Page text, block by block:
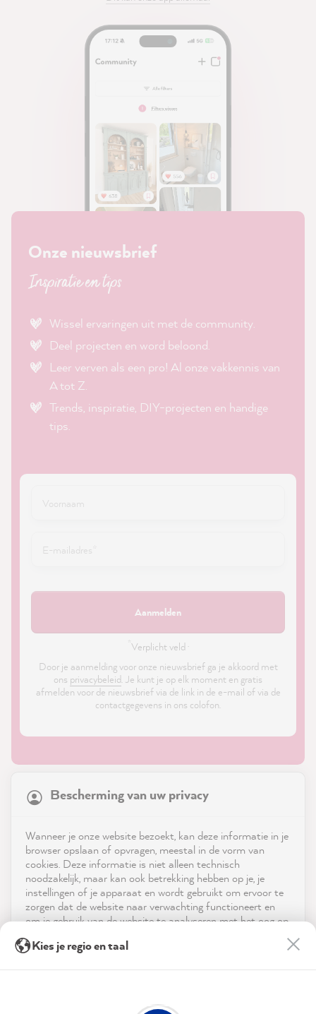
Onze nieuwsbrief
Inspiratie en tips
Wissel ervaringen uit met de community.
Deel projecten en word beloond.
Leer verven als een pro! Al onze vakkennis van
A tot Z.
Trends, inspiratie, DIY-projecten en handige
tips.
Aanmelden
Verplicht veld ·
Door je aanmelding voor onze nieuwsbrief ga je akkoord met
ons privacybeleid. Je kunt je op elk moment en gratis
afmelden voor de nieuwsbrief via de link in de e-mail of via de
contactgegevens in ons colofon.
Service
Neem contact op met
Bescherming van uw privacy
Wanneer je onze website bezoekt, kan deze informatie in je
browser opslaan of opvragen, meestal in de vorm van
cookies. Deze informatie is niet alleen technisch
noodzakelijk, maar kan ook betrekking hebben op je, je
instellingen of je apparaat en wordt gebruikt om ervoor te
zorgen dat de website naar verwachting functioneert en
om je gebruik van de website te analyseren met het oog op
advertenties aan te bieden via de diensten die in de
akkoord (op elk moment herroepbaar) met deze
21,869Reviews
reviews-io
Verified Customer
MissPompadour Grün mit Salbei - Der Alles
Twitter
Kies je regio en taal